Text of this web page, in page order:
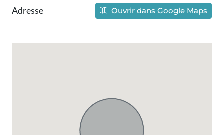
Adresse Ouvrir dans Google Maps